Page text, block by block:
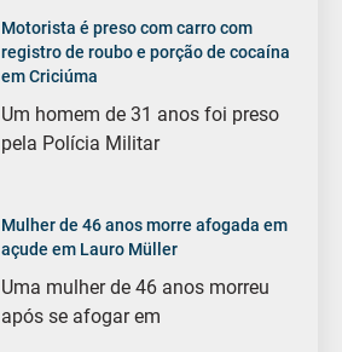
Motorista é preso com carro com
registro de roubo e porção de cocaína
em Criciúma
Um homem de 31 anos foi preso
pela Polícia Militar
Mulher de 46 anos morre afogada em
açude em Lauro Müller
Uma mulher de 46 anos morreu
após se afogar em